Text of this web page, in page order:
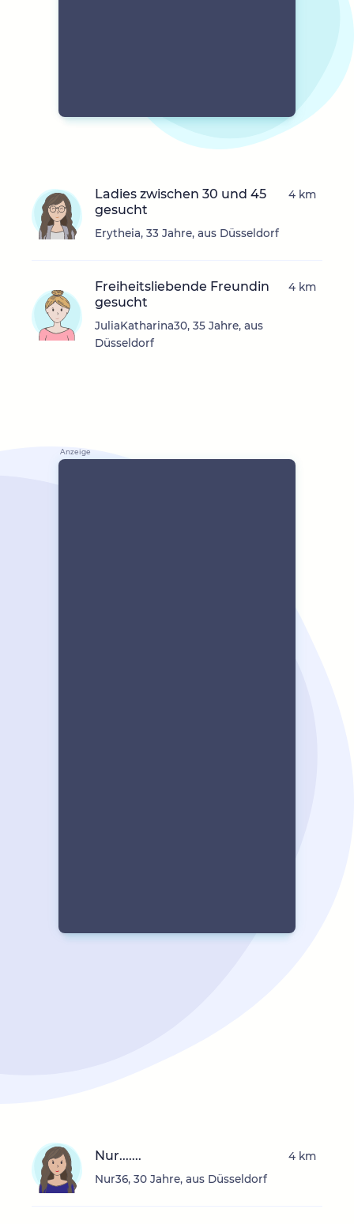
Ladies zwischen 30 und 45
gesucht
Erytheia, 33 Jahre, aus Düsseldorf
4 km
Freiheitsliebende Freundin
gesucht
JuliaKatharina30, 35 Jahre, aus
Düsseldorf
4 km
Nur.......
Nur36, 30 Jahre, aus Düsseldorf
4 km